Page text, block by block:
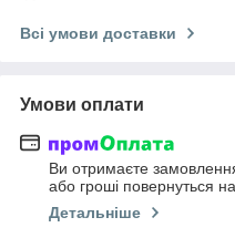
Всі умови доставки
Умови оплати
Ви отримаєте
або гроші повернуться
Детальніше